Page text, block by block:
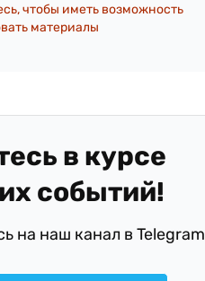
чтобы иметь возможность
материалы
в курсе
событий!
на наш канал в Telegram